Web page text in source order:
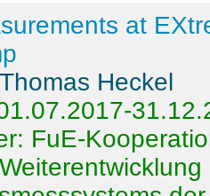
at
Heckel
FuE-